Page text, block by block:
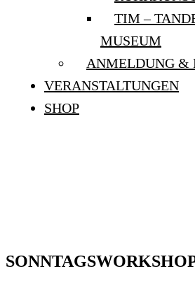
TIM –
MUSEUM
ANMELDUNG &
VERANSTALTUNGEN
SHOP